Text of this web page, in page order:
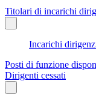
Titolari di incarichi
Incarichi
Posti di funzione
Dirigenti cessati